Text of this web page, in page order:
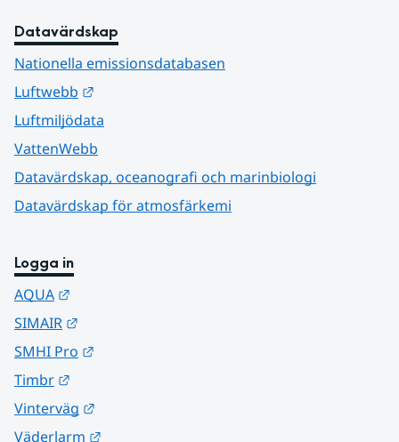
Datavärdskap
Nationella emissionsdatabasen
Luftwebb
Luftmiljödata
VattenWebb
Datavärdskap, oceanografi och marinbiologi
Datavärdskap för atmosfärkemi
Logga in
AQUA
SIMAIR
SMHI Pro
Timbr
Vinterväg
Väderlarm